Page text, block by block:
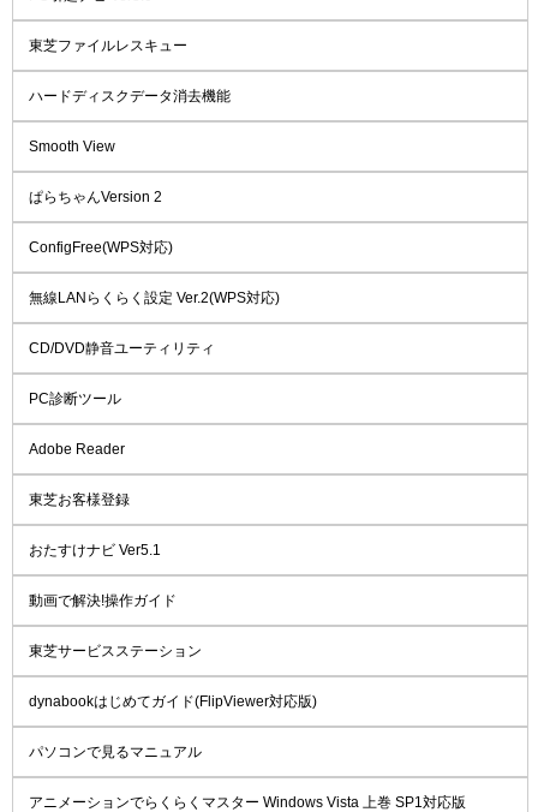
東芝ファイルレスキュー
ハードディスクデータ消去機能
Smooth View
ぱらちゃんVersion 2
ConfigFree(WPS対応)
無線LANらくらく設定 Ver.2(WPS対応)
CD/DVD静音ユーティリティ
PC診断ツール
Adobe Reader
東芝お客様登録
おたすけナビ Ver5.1
動画で解決!操作ガイド
東芝サービスステーション
dynabookはじめてガイド(FlipViewer対応版)
パソコンで見るマニュアル
アニメーションでらくらくマスター Windows Vista 上巻 SP1対応版